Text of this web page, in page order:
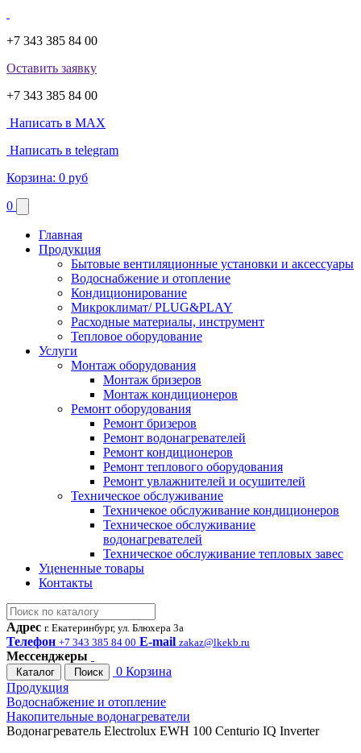
+7 343 385 84 00
Оставить заявку
+7 343 385 84 00
Написать в MAX
Написать в telegram
Корзина: 0 руб
0
Главная
Продукция
Бытовые вентиляционные установки и аксессуары
Водоснабжение и отопление
Кондиционирование
Микроклимат/ PLUG&PLAY
Расходные материалы, инструмент
Тепловое оборудование
Услуги
Монтаж оборудования
Монтаж бризеров
Монтаж кондиционеров
Ремонт оборудования
Ремонт бризеров
Ремонт водонагревателей
Ремонт кондиционеров
Ремонт теплового оборудования
Ремонт увлажнителей и осушителей
Техническое обслуживание
Техничекое обслуживание кондиционеров
Техническое обслуживание
водонагревателей
Техническое обслуживание тепловых завес
Уцененные товары
Контакты
Адрес г. Екатеринбург, ул. Блюхера 3а
Телефон +7 343 385 84 00 E-mail zakaz@lkekb.ru
Мессенджеры
Каталог Поиск 0 Корзина
Продукция
Водоснабжение и отопление
Накопительные водонагреватели
Водонагреватель Electrolux EWH 100 Centurio IQ Inverter